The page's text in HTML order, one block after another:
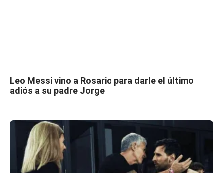
Leo Messi vino a Rosario para darle el último
adiós a su padre Jorge